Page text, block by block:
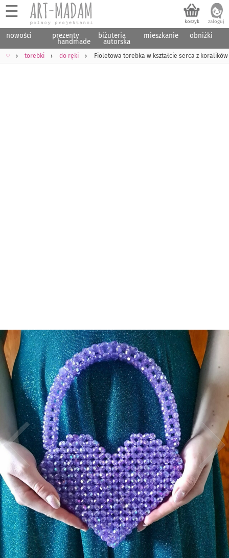
☰
nowości prezenty
handmade
biżuteria
autorska
mieszkanie obniżki
♡ torebki do ręki Fioletowa torebka w kształcie serca z